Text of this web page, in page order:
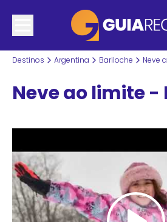
Destinos Argentina Bariloche Neve
Neve ao limite -